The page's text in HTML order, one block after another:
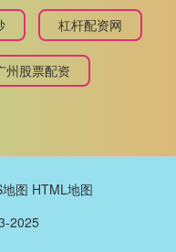
杠杆配资网
州股票配资
图 HTML地图
2025